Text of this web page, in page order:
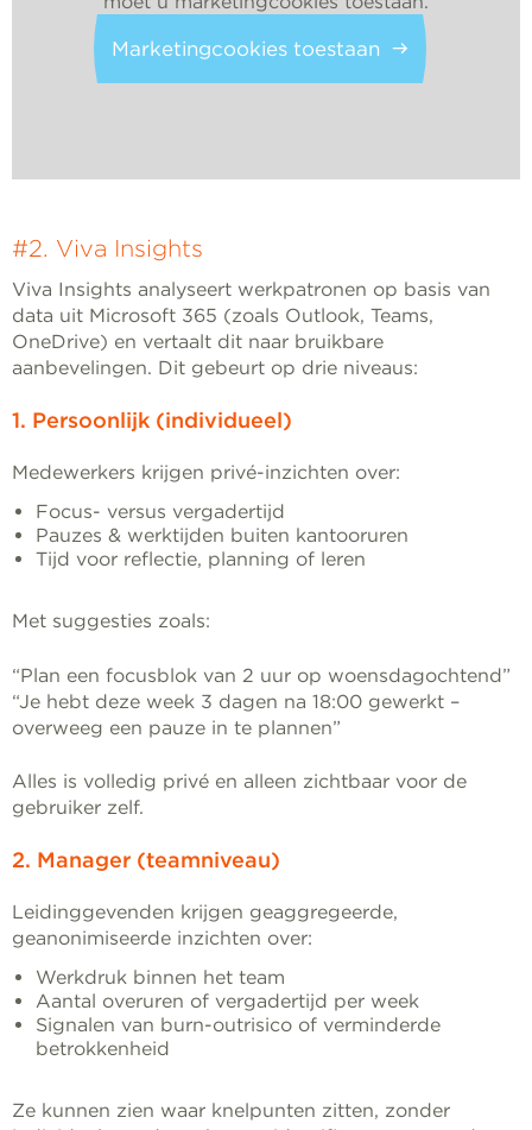
Marketingcookies toestaan
#2. Viva Insights
Viva Insights analyseert werkpatronen op basis van
data uit Microsoft 365 (zoals Outlook, Teams,
OneDrive) en vertaalt dit naar bruikbare
aanbevelingen. Dit gebeurt op drie niveaus:
1. Persoonlijk (individueel)
Medewerkers krijgen privé-inzichten over:
Focus- versus vergadertijd
Pauzes & werktijden buiten kantooruren
Tijd voor reflectie, planning of leren
Met suggesties zoals:
“Plan een focusblok van 2 uur op woensdagochtend”
“Je hebt deze week 3 dagen na 18:00 gewerkt –
overweeg een pauze in te plannen”
Alles is volledig privé en alleen zichtbaar voor de
gebruiker zelf.
2. Manager (teamniveau)
Leidinggevenden krijgen geaggregeerde,
geanonimiseerde inzichten over:
Werkdruk binnen het team
Aantal overuren of vergadertijd per week
Signalen van burn-outrisico of verminderde
betrokkenheid
Ze kunnen zien waar knelpunten zitten, zonder